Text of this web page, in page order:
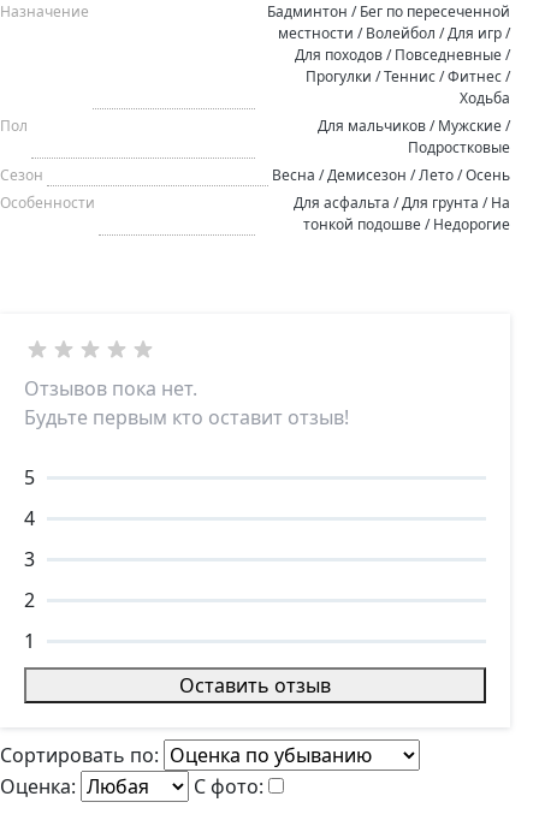
Назначение
Бадминтон / Бег по пересеченной
местности / Волейбол / Для игр /
Для походов / Повседневные /
Прогулки / Теннис / Фитнес /
Ходьба
Пол
Для мальчиков / Мужские /
Подростковые
Сезон
Весна / Демисезон / Лето / Осень
Особенности
Для асфальта / Для грунта / На
тонкой подошве / Недорогие
Отзывов пока нет.
Будьте первым кто оставит отзыв!
5
4
3
2
1
Оставить отзыв
Сортировать по:
Оценка:
С фото: